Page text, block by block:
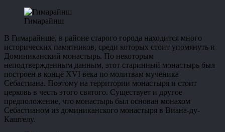
Гимарайнш
В Гимарайнше, в районе старого города находится много
исторических памятников, среди которых стоит упомянуть и
Доминиканский монастырь. По некоторым
неподтвержденным данным, этот старинный монастырь был
построен в конце XVI века по молитвам мученика
Себастиана. Поэтому на территории монастыря и стоит
церковь в честь этого святого. Существует и другое
предположение, что монастырь был основан монахом
Себастианом из доминиканского монастыря в Виана-ду-
Каштелу.